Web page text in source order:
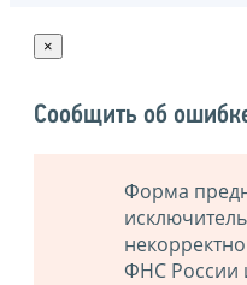
×
Сообщить об
Форма
ФНС России